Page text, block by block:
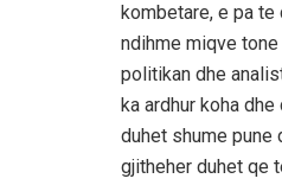
kombetare, e pa
ndihme miqve
politikan dhe
ka ardhur koha
duhet shume pune
gjitheher duhet qe